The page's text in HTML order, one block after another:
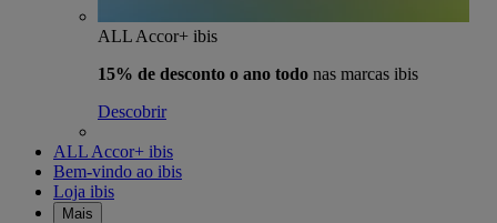
ALL Accor+ ibis
15% de desconto o ano todo nas marcas ibis
Descobrir
ALL Accor+ ibis
Bem-vindo ao ibis
Loja ibis
Mais